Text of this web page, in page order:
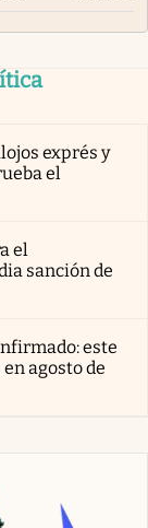
exprés y
el
el
sanción de
este
agosto de